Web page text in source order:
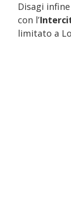
Disagi
con l’
limitato a